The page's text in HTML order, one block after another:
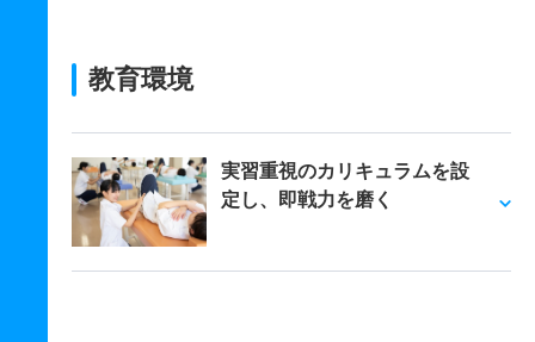
教育環境
実習重視のカリキュラムを設
定し、即戦力を磨く